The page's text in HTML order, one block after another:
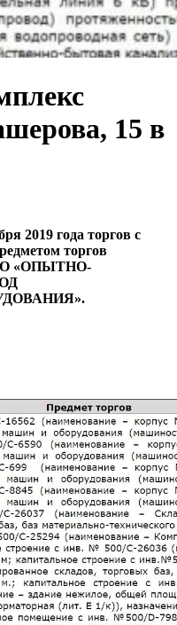
15 в
2019 года торгов с
торгов
«ОПЫТНО-